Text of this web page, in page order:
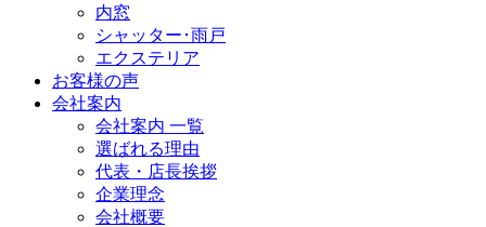
内窓
シャッター･雨戸
エクステリア
お客様の声
会社案内
会社案内 一覧
選ばれる理由
代表・店長挨拶
企業理念
会社概要